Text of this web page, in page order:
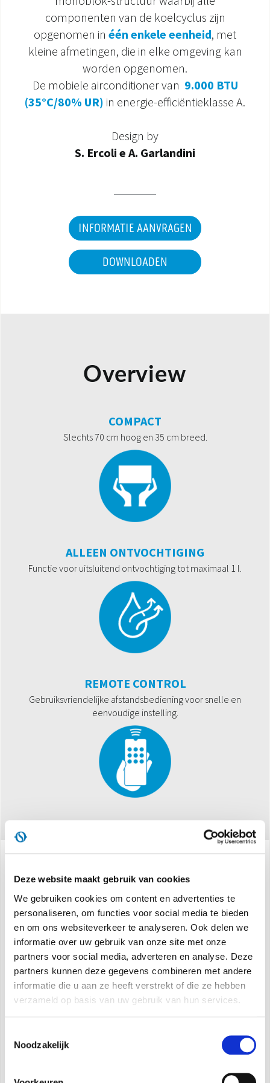
Deze website maakt gebruik van cookies
We gebruiken cookies om content en advertenties te
personaliseren, om functies voor social media te bieden
en om ons websiteverkeer te analyseren. Ook delen we
informatie over uw gebruik van onze site met onze
partners voor social media, adverteren en analyse. Deze
partners kunnen deze gegevens combineren met andere
informatie die u aan ze heeft verstrekt of die ze hebben
verzameld op basis van uw gebruik van hun services.
Noodzakelijk
DOCUMENTATIE PRODUCTEN
componenten van de koelcyclus zijn
opgenomen in één enkele eenheid, met
kleine afmetingen, die in elke omgeving kan
worden opgenomen.
De mobiele airconditioner van 9.000 BTU
(35°C/80% UR) in energie-efficiëntieklasse A.
Design by
S. Ercoli e A. Garlandini
INFORMATIE AANVRAGEN
DOWNLOADEN
Overview
COMPACT
Slechts 70 cm hoog en 35 cm breed.
ALLEEN ONTVOCHTIGING
Functie voor uitsluitend ontvochtiging tot maximaal 1 l.
REMOTE CONTROL
Gebruiksvriendelijke afstandsbediening voor snelle en
eenvoudige instelling.
Specificaties
Koelcapaciteit:9.000 BTU/uur*
Nominale koelcapaciteit:2,3 kW**
Energieklasse:A
Geluidsvermogen:dB (A) 63
Nominale energie-efficiëntie-index: EER 2,65**
Multifunctionele afstandsbediening